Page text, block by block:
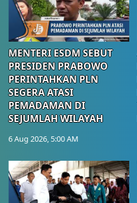
MENTERI ESDM SEBUT
PRESIDEN PRABOWO
PERINTAHKAN PLN
SEGERA ATASI
PEMADAMAN DI
SEJUMLAH WILAYAH
6 Aug 2026, 5:00 AM